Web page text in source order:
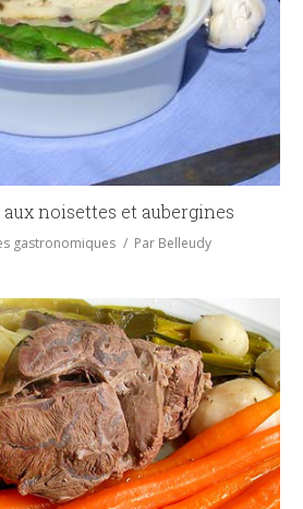
noisettes et aubergines
gastronomiques Par Belleudy